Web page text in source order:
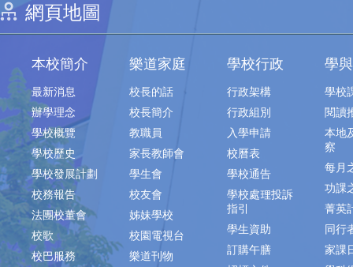
網頁地圖
本校簡介
最新消息
辦學理念
學校概覽
學校歷史
學校發展計劃
校務報告
法團校董會
校歌
校巴服務
樂道家庭
校長的話
校長簡介
教職員
家長教師會
學生會
校友會
姊妹學校
校園電視台
樂道刊物
學校行政
行政架構
行政組別
入學申請
校曆表
學校通告
學校處理投訴
指引
學生資助
訂購午膳
學
學校
閱讀
本地
察
每月
功課
菁英
同行
家課